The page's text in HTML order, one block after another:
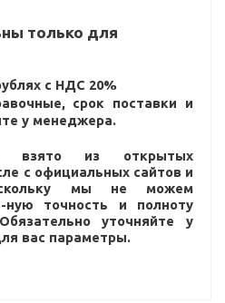
только для
с НДС 20%
срок поставки и
у менеджера.
взято из открытых
с официальных сайтов и
мы не можем
ную точность и полноту
уточняйте у
вас параметры.